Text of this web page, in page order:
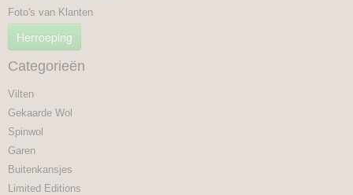
Foto's van Klanten
Herroeping
Categorieën
Vilten
Gekaarde Wol
Spinwol
Garen
Buitenkansjes
Limited Editions